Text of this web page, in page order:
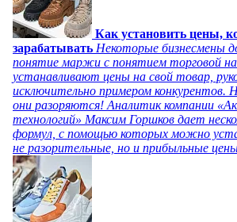
Как установить цены,
зарабатывать Некоторые бизнесмены
понятие маржи с понятием торговой
устанавливают цены на свой товар,
исключительно примером конкурентов.
они разоряются! Аналитик компании
технологий» Максим Горшков дает
формул, с помощью которых можно
не разорительные, но и прибыльные